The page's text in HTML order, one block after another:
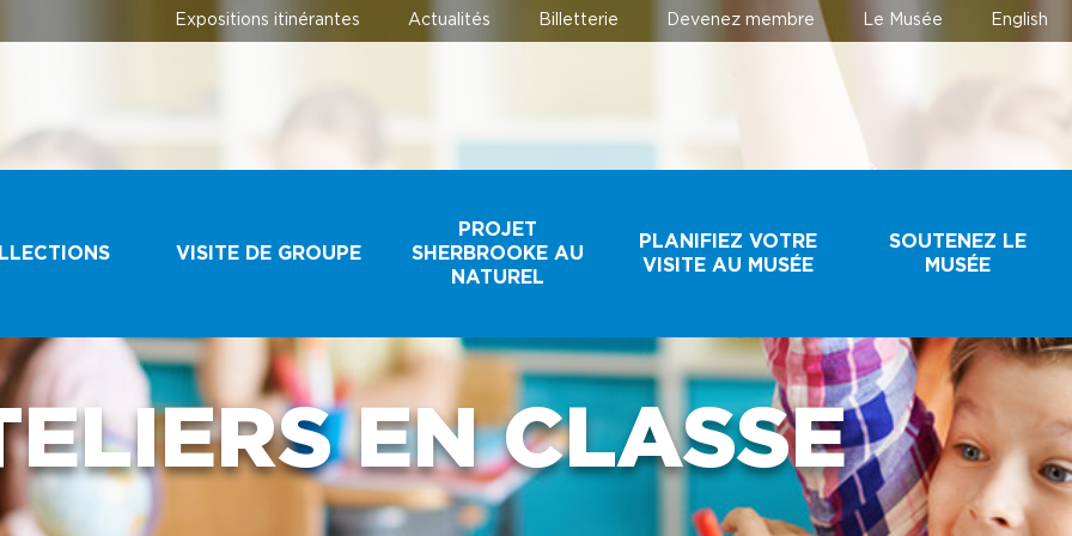
Expositions itinérantes Actualités Billetterie Devenez membre Le Musée English
UN
VISITE DE GROUPE
GROUPES
SCOLAIRES ET
JEUNESSE
PROJET
SHERBROOKE AU
NATUREL
PLANIFIEZ VOTRE
VISITE AU MUSÉE
HORAIRE ET
BILLETTERIE
SOUTENEZ LE
MUSÉE
FAIRE UN DON
DEVENEZ MEMBRE
EN CLASSE